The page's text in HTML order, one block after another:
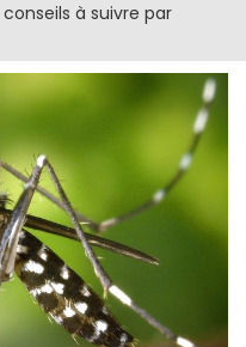
à suivre par